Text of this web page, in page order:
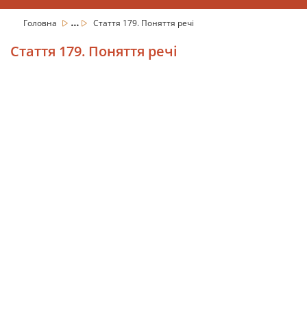
Головна ... Стаття 179. Поняття речі
Стаття 179. Поняття речі